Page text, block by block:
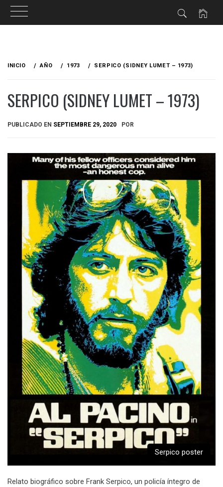
INICIO AÑO 1973 SERPICO (SIDNEY LUMET – 1973)
SERPICO (SIDNEY LUMET – 1973)
PUBLICADO EN SEPTIEMBRE 29, 2020 POR
Serpico poster
Relato biográfico sobre Frank Serpico, un policía íntegro de